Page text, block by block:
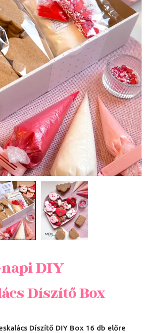
DIY
Díszítő Box
Díszítő DIY Box 16 db előre